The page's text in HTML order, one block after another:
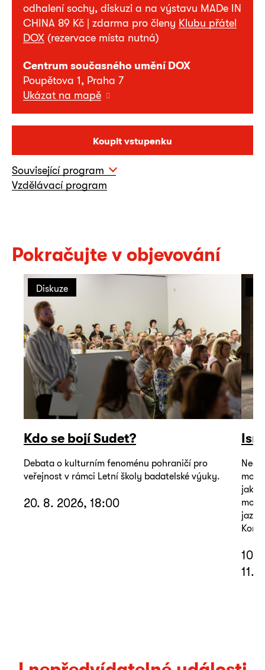
odhalení sochy, diskuzi a na výstavu MADe IN
CHINA 89 Kč | zdarma pro členy Klubu přátel
DOX (rezervace místa nutná)
Centrum současného umění DOX
Poupětova 1, Praha 7
Ukázat na mapě
Koupit vstupenku
Související program
Vzdělávací program
Pokračujte v objevování
Diskuze
Kdo se bojí Sudet?
Debata o kulturním fenoménu pohraničí pro
veřejnost v rámci Letní školy badatelské výuky.
20. 8. 2026, 18:00
jako
10.
11.